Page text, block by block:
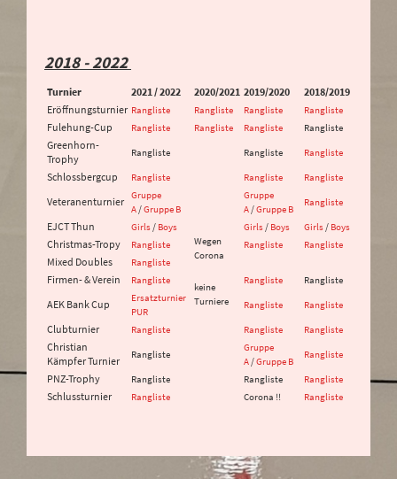
2018 - 2022
Turnier 2021 / 2022 2020/2021 2019/2020
2018/2019
Eröffnungsturnier Rangliste Rangliste Rangliste Rangliste
Fulehung-Cup Rangliste Rangliste Rangliste Rangliste
Greenhorn-
Trophy
Rangliste
Wegen
Corona
keine
Turniere
Rangliste Rangliste
Schlossbergcup Rangliste Rangliste Rangliste
Veteranenturnier Gruppe
A/Gruppe B
Gruppe
A/Gruppe B
Rangliste
EJCT Thun Girls/ Boys Girls/ Boys Girls/ Boys
Christmas-Tropy Rangliste Rangliste Rangliste
Mixed Doubles Rangliste
Firmen- & Verein Rangliste Rangliste Rangliste
AEK Bank Cup
Ersatzturnier
PUR
Rangliste Rangliste
Clubturnier Rangliste Rangliste Rangliste
Christian
Kämpfer Turnier
Rangliste
Gruppe
A/Gruppe B
Rangliste
PNZ-Trophy Rangliste Rangliste Rangliste
Schlussturnier Rangliste Corona !! Rangliste